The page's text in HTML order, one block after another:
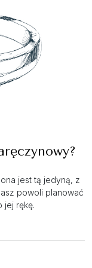
jest tą jedyną, z
powoli planować
jej rękę.